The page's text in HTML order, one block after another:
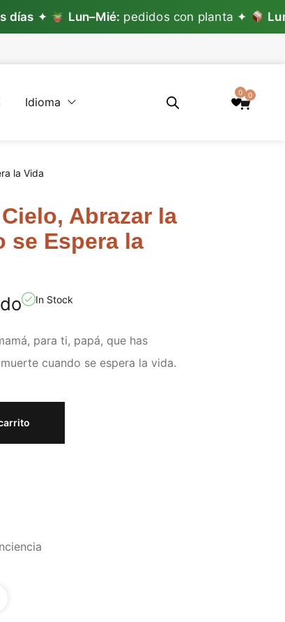
Lun–Mié:pedidos con planta ✦ Lun–Vie:
Idioma
0 0
la Vida
Abrazar la
se Espera la
In Stock
para ti, papá, que has
cuando se espera la vida.